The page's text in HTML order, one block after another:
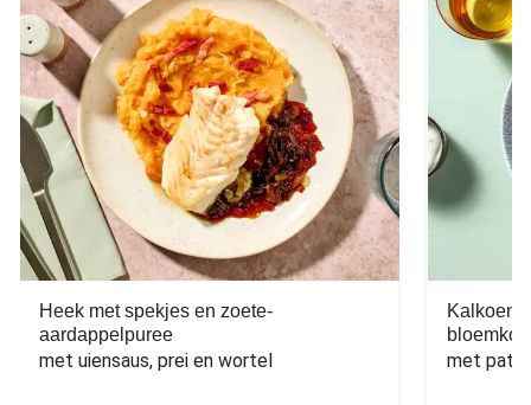
Heek met spekjes en zoete-
aardappelpuree
met uiensaus, prei en wortel
Kalkoen
met